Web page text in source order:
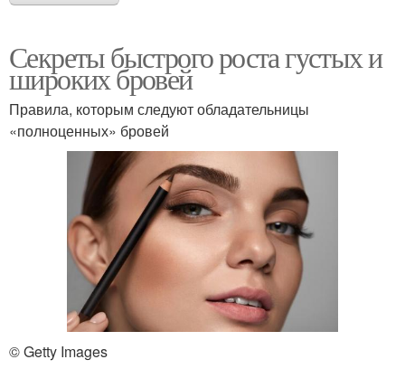
Секреты быстрого роста густых и
широких бровей
Правила, которым следуют обладательницы
«полноценных» бровей
© Getty Images